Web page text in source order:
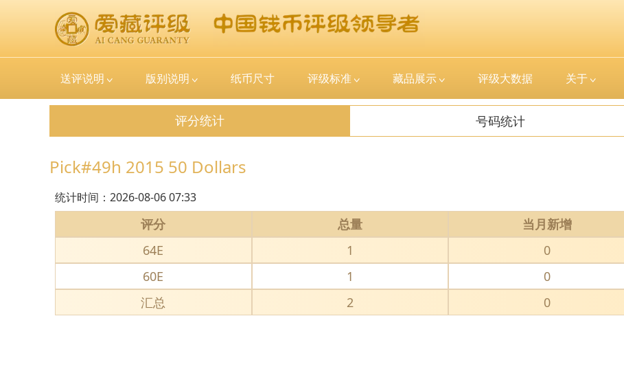
送评说明 版别说明 纸币尺寸 评级标准 藏品展示 评级大数据 关于
评分统计 号码统计
Pick#49h 2015 50 Dollars
统计时间： 2026-08-06 07:33
评分 总量
当月新增
64E
1
0
60E
1
0
汇总
2 0